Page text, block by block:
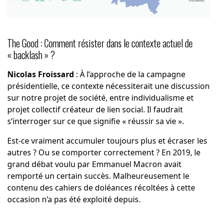
The Good : Comment résister dans le contexte actuel de
« backlash » ?
Nicolas Froissard : À l’approche de la campagne
présidentielle, ce contexte nécessiterait une discussion
sur notre projet de société, entre individualisme et
projet collectif créateur de lien social. Il faudrait
s’interroger sur ce que signifie « réussir sa vie ».
Est-ce vraiment accumuler toujours plus et écraser les
autres ? Ou se comporter correctement ? En 2019, le
grand débat voulu par Emmanuel Macron avait
remporté un certain succès. Malheureusement le
contenu des cahiers de doléances récoltées à cette
occasion n’a pas été exploité depuis.